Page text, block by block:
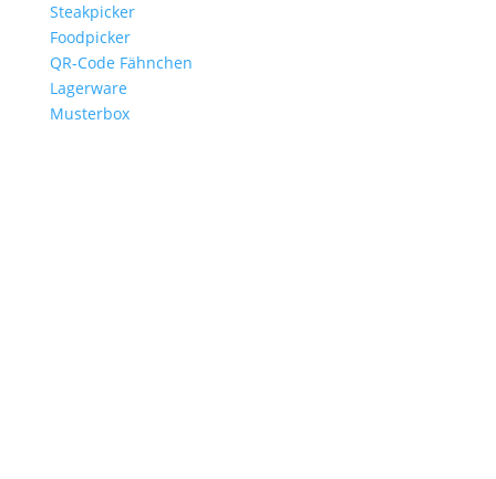
Steakpicker
Foodpicker
QR-Code Fähnchen
Lagerware
Musterbox